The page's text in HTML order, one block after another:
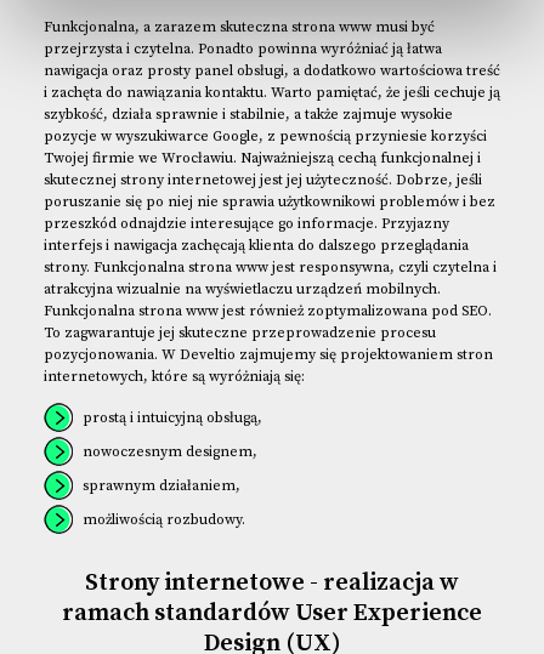
Funkcjonalna, a zarazem skuteczna strona www musi być
przejrzysta i czytelna. Ponadto powinna wyróżniać ją łatwa
nawigacja oraz prosty panel obsługi, a dodatkowo wartościowa treść
i zachęta do nawiązania kontaktu. Warto pamiętać, że jeśli cechuje ją
szybkość, działa sprawnie i stabilnie, a także zajmuje wysokie
pozycje w wyszukiwarce Google, z pewnością przyniesie korzyści
Twojej firmie we Wrocławiu. Najważniejszą cechą funkcjonalnej i
skutecznej strony internetowej jest jej użyteczność. Dobrze, jeśli
poruszanie się po niej nie sprawia użytkownikowi problemów i bez
przeszkód odnajdzie interesujące go informacje. Przyjazny
interfejs i nawigacja zachęcają klienta do dalszego przeglądania
strony. Funkcjonalna strona www jest responsywna, czyli czytelna i
atrakcyjna wizualnie na wyświetlaczu urządzeń mobilnych.
Funkcjonalna strona www jest również zoptymalizowana pod SEO.
To zagwarantuje jej skuteczne przeprowadzenie procesu
pozycjonowania. W Develtio zajmujemy się projektowaniem stron
internetowych, które są wyróżniają się:
prostą i intuicyjną obsługą,
nowoczesnym designem,
sprawnym działaniem,
możliwością rozbudowy.
Strony internetowe - realizacja w
ramach standardów User Experience
Design (UX)